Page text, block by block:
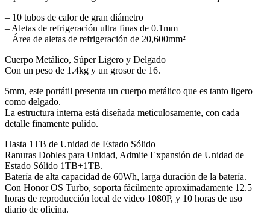
– 10 tubos de calor de gran diámetro
– Aletas de refrigeración ultra finas de 0.1mm
– Área de aletas de refrigeración de 20,600mm²
Cuerpo Metálico, Súper Ligero y Delgado
Con un peso de 1.4kg y un grosor de 16.
5mm, este portátil presenta un cuerpo metálico que es tanto ligero
como delgado.
La estructura interna está diseñada meticulosamente, con cada
detalle finamente pulido.
Hasta 1TB de Unidad de Estado Sólido
Ranuras Dobles para Unidad, Admite Expansión de Unidad de
Estado Sólido 1TB+1TB.
Batería de alta capacidad de 60Wh, larga duración de la batería.
Con Honor OS Turbo, soporta fácilmente aproximadamente 12.5
horas de reproducción local de video 1080P, y 10 horas de uso
diario de oficina.